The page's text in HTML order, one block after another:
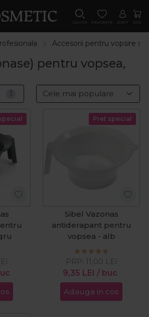
CAUTA FAVORITE CONT COS
Accesorii pentru vopsire si
pentru vopsea,
1
Pret special
Sibel Vazonas
antiderapant pentru
vopsea - alb
9,35 LEI / buc
PRP: 11,00 LEI
Adauga in cos